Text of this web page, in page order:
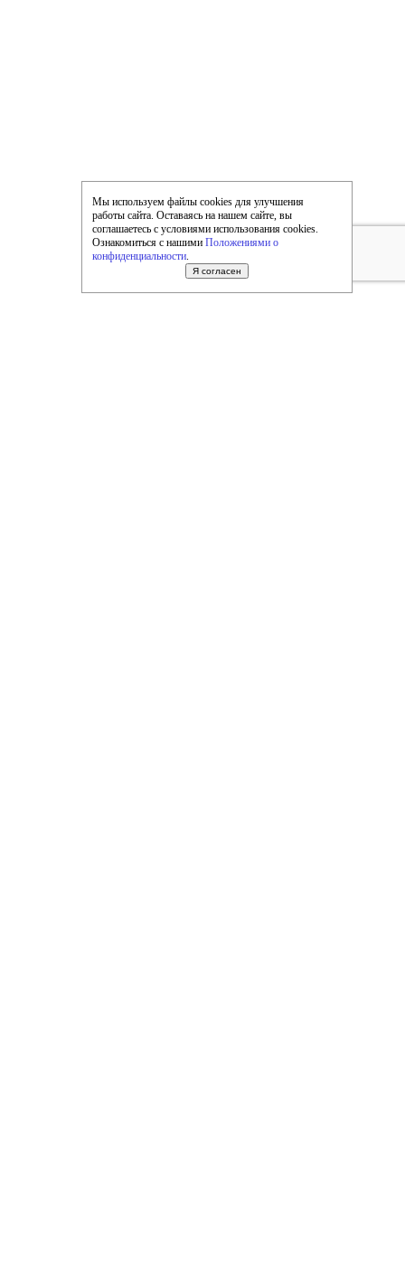
Мы используем файлы cookies для улучшения
работы сайта. Оставаясь на нашем сайте, вы
соглашаетесь с условиями использования cookies.
Ознакомиться с нашимиПоложениями о
конфиденциальности.
Я согласен